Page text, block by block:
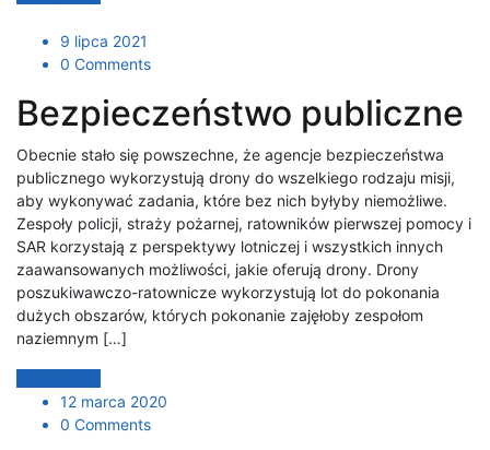
9 lipca 2021
0 Comments
Bezpieczeństwo publiczne
Obecnie stało się powszechne, że agencje bezpieczeństwa
publicznego wykorzystują drony do wszelkiego rodzaju misji,
aby wykonywać zadania, które bez nich byłyby niemożliwe.
Zespoły policji, straży pożarnej, ratowników pierwszej pomocy i
SAR korzystają z perspektywy lotniczej i wszystkich innych
zaawansowanych możliwości, jakie oferują drony. Drony
poszukiwawczo-ratownicze wykorzystują lot do pokonania
dużych obszarów, których pokonanie zajęłoby zespołom
naziemnym […]
12 marca 2020
0 Comments